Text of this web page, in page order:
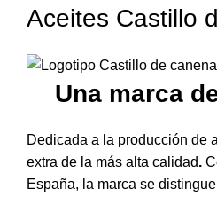
Aceites Castillo
Una marca
Dedicada a la producción de
extra de la más alta calidad.
España, la marca se